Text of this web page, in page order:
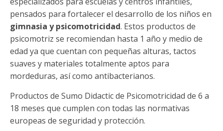
pensados para fortalecer el desarrollo de los niños en
gimnasia y psicomotricidad. Estos productos de
psicomotriz se recomiendan hasta 1 año y medio de
edad ya que cuentan con pequeñas alturas, tactos
suaves y materiales totalmente aptos para
mordeduras, así como antibacterianos.
Productos de Sumo Didactic de Psicomotricidad de 6 a
18 meses que cumplen con todas las normativas
europeas de seguridad y protección.